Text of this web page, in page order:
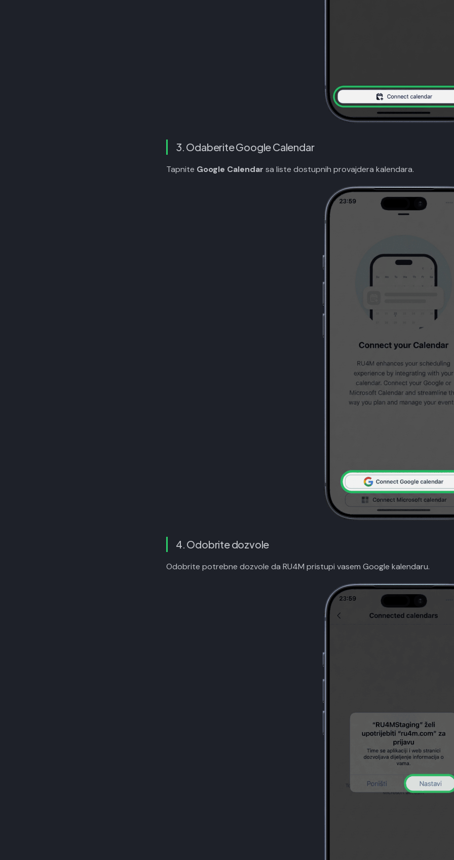
3. Odaberite Google Calendar
Tapnite Google Calendar sa liste dostupnih provajdera kalendara.
4. Odobrite dozvole
Odobrite potrebne dozvole da RU4M pristupi vasem Google kalendaru.